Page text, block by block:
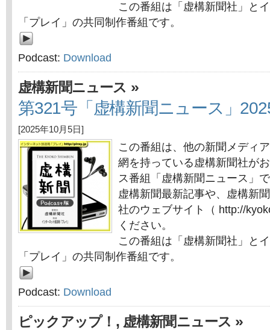
この番組は「虚構新聞社」と
「プレイ」の共同制作番組です。
Podcast: Download
虚構新聞ニュース »
第321号「虚構新聞ニュース」
[2025年10月5日]
この番組は、他の新聞メディ
網を持っている虚構新聞社が
ス番組「虚構新聞ニュース」
虚構新聞最新記事や、虚構新
社のウェブサイト（ http://
ください。
この番組は「虚構新聞社」と
「プレイ」の共同制作番組です。
Podcast: Download
ピックアップ！ , 虚構新聞ニュース »